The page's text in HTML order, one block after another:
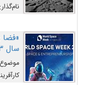
«فضا
سال ۲۰۲۳